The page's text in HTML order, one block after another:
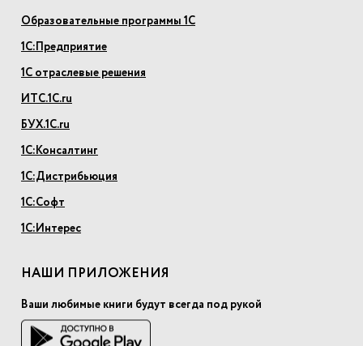
Образовательные программы 1С
1С:Предприятие
1С отраслевые решения
ИТС.1С.ru
БУХ.1С.ru
1С:Консалтинг
1С:Дистрибьюция
1С:Софт
1С:Интерес
НАШИ ПРИЛОЖЕНИЯ
Ваши любимые книги будут всегда под рукой